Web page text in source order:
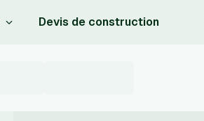
Devis de construction